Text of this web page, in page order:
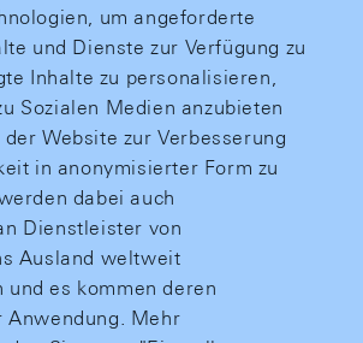
um angeforderte
und Dienste zur Verfügung zu
Inhalte zu personalisieren,
Sozialen Medien anzubieten
Website zur Verbesserung
in anonymisierter Form zu
dabei auch
Dienstleister von
Ausland weltweit
und es kommen deren
Anwendung. Mehr